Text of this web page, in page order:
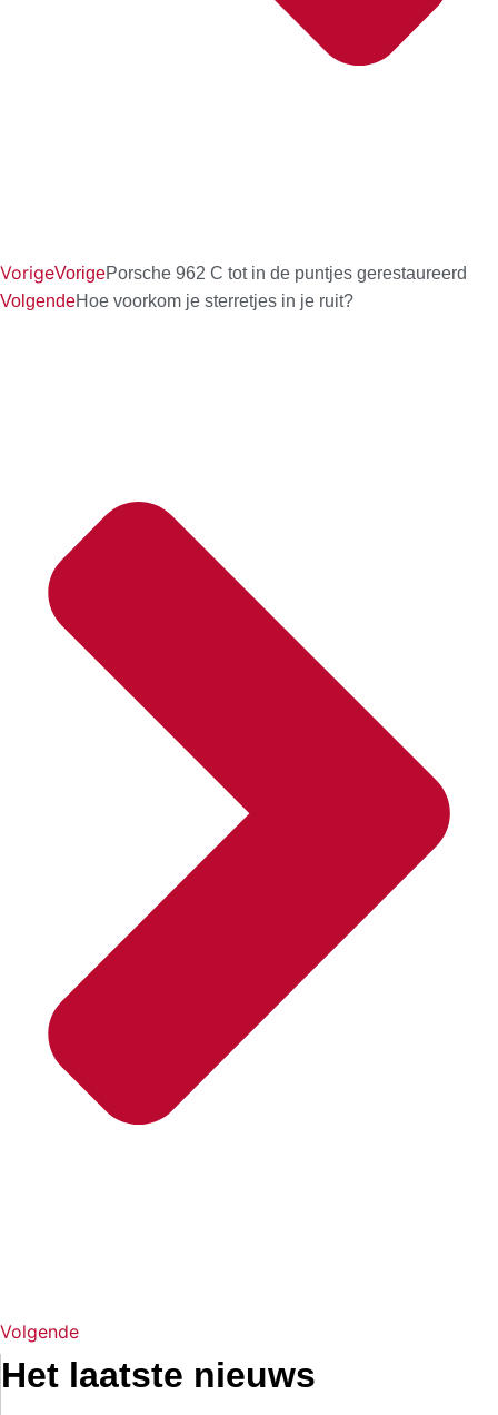
VorigeVorigePorsche 962 C tot in de puntjes gerestaureerd
VolgendeHoe voorkom je sterretjes in je ruit?
Volgende
Het laatste nieuws